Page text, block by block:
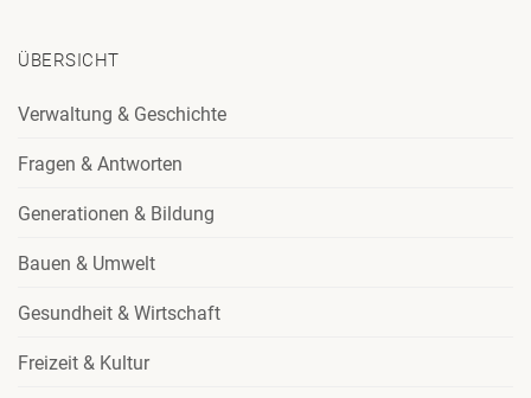
ÜBERSICHT
Verwaltung & Geschichte
Fragen & Antworten
Generationen & Bildung
Bauen & Umwelt
Gesundheit & Wirtschaft
Freizeit & Kultur